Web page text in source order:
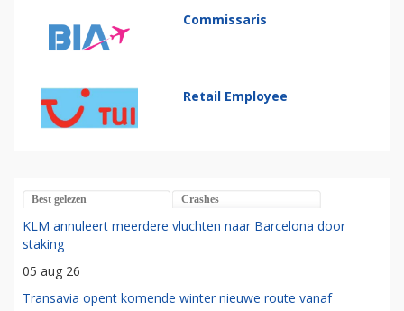
Commissaris
Retail Employee
Best gelezen Crashes
KLM annuleert meerdere vluchten naar Barcelona door
staking
05 aug 26
Transavia opent komende winter nieuwe route vanaf